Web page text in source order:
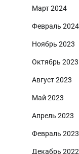
Март 2024
Февраль 2024
Ноябрь 2023
Октябрь 2023
Август 2023
Май 2023
Апрель 2023
Февраль 2023
Декабрь 2022